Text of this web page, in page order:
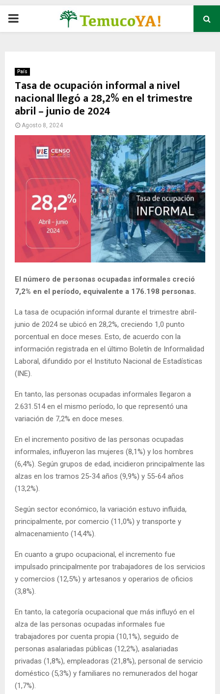
P
M
A
Y
U
País
Tasa de ocupación informal a nivel
nacional llegó a 28,2% en el trimestre
abril – junio de 2024
Agosto 8, 2024
El número de personas ocupadas informales creció
7,2% en el período, equivalente a 176.198 personas.
La tasa de ocupación informal durante el trimestre abril-
junio de 2024 se ubicó en 28,2%, creciendo 1,0 punto
porcentual en doce meses. Esto, de acuerdo con la
información registrada en el último Boletín de Informalidad
Laboral, difundido por el Instituto Nacional de Estadísticas
(INE).
En tanto, las personas ocupadas informales llegaron a
2.631.514 en el mismo período, lo que representó una
variación de 7,2% en doce meses.
En el incremento positivo de las personas ocupadas
informales, influyeron las mujeres (8,1%) y los hombres
(6,4%). Según grupos de edad, incidieron principalmente las
alzas en los tramos 25-34 años (9,9%) y 55-64 años
(13,2%).
Según sector económico, la variación estuvo influida,
principalmente, por comercio (11,0%) y transporte y
almacenamiento (14,4%).
En cuanto a grupo ocupacional, el incremento fue
impulsado principalmente por trabajadores de los servicios
y comercios (12,5%) y artesanos y operarios de oficios
(3,8%).
En tanto, la categoría ocupacional que más influyó en el
alza de las personas ocupadas informales fue
trabajadores por cuenta propia (10,1%), seguido de
personas asalariadas públicas (12,2%), asalariadas
privadas (1,8%), empleadoras (21,8%), personal de servicio
doméstico (5,3%) y familiares no remunerados del hogar
(1,7%).